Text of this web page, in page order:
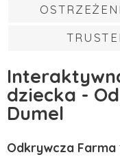
dziecka -
Dumel
Odkrywcza Farma